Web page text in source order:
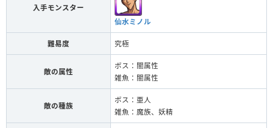
入手モンスター
仙水ミノル
難易度 究極
敵の属性
ボス：闇属性
雑魚：闇属性
敵の種族
ボス：亜人
雑魚：魔族、妖精